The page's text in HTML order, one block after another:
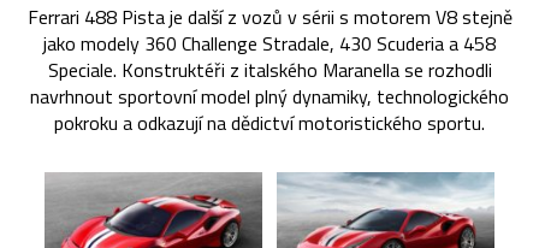
Ferrari 488 Pista je další z vozů v sérii s motorem V8 stejně
jako modely 360 Challenge Stradale, 430 Scuderia a 458
Speciale. Konstruktéři z italského Maranella se rozhodli
navrhnout sportovní model plný dynamiky, technologického
pokroku a odkazují na dědictví motoristického sportu.